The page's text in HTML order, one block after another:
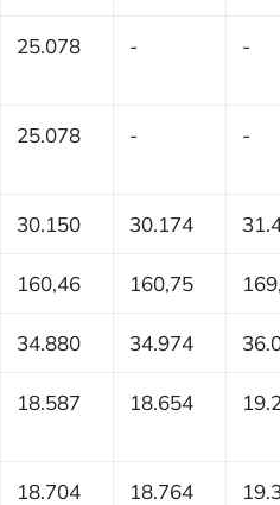
25.078 - -
25.078 - -
30.150 30.174
160,46 160,75
34.880 34.974
18.587 18.654
18.704 18.764